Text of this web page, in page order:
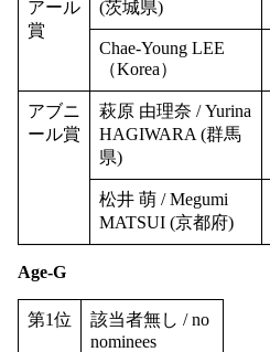
アール
賞
(茨城県)
Chae-Young LEE
（Korea）
アブニ
ール賞
萩原 由理奈 / Yurina
HAGIWARA (群馬
県)
松井 萌 / Megumi
MATSUI (京都府)
Age-G
第1位
該当者無し / no
nominees